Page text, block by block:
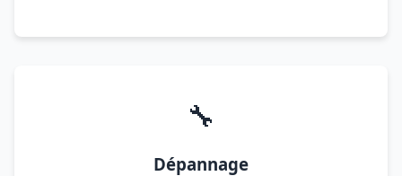
🔧
Dépannage